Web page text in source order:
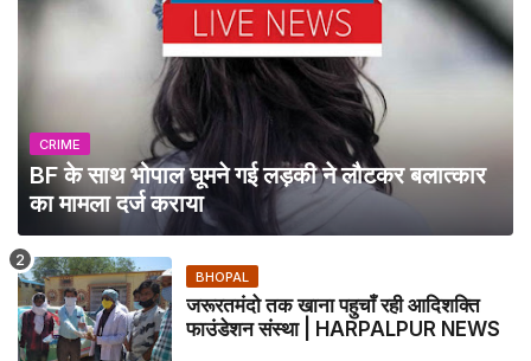
CRIME
BF के साथ भोपाल घूमने गई लड़की ने लौटकर बलात्कार
का मामला दर्ज कराया
BHOPAL
जरूरतमंदो तक खाना पहुचाँ रही आदिशक्ति
फाउंडेशन संस्था | HARPALPUR NEWS